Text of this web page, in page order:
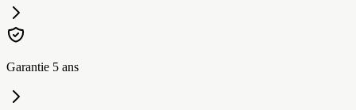
Garantie 5 ans